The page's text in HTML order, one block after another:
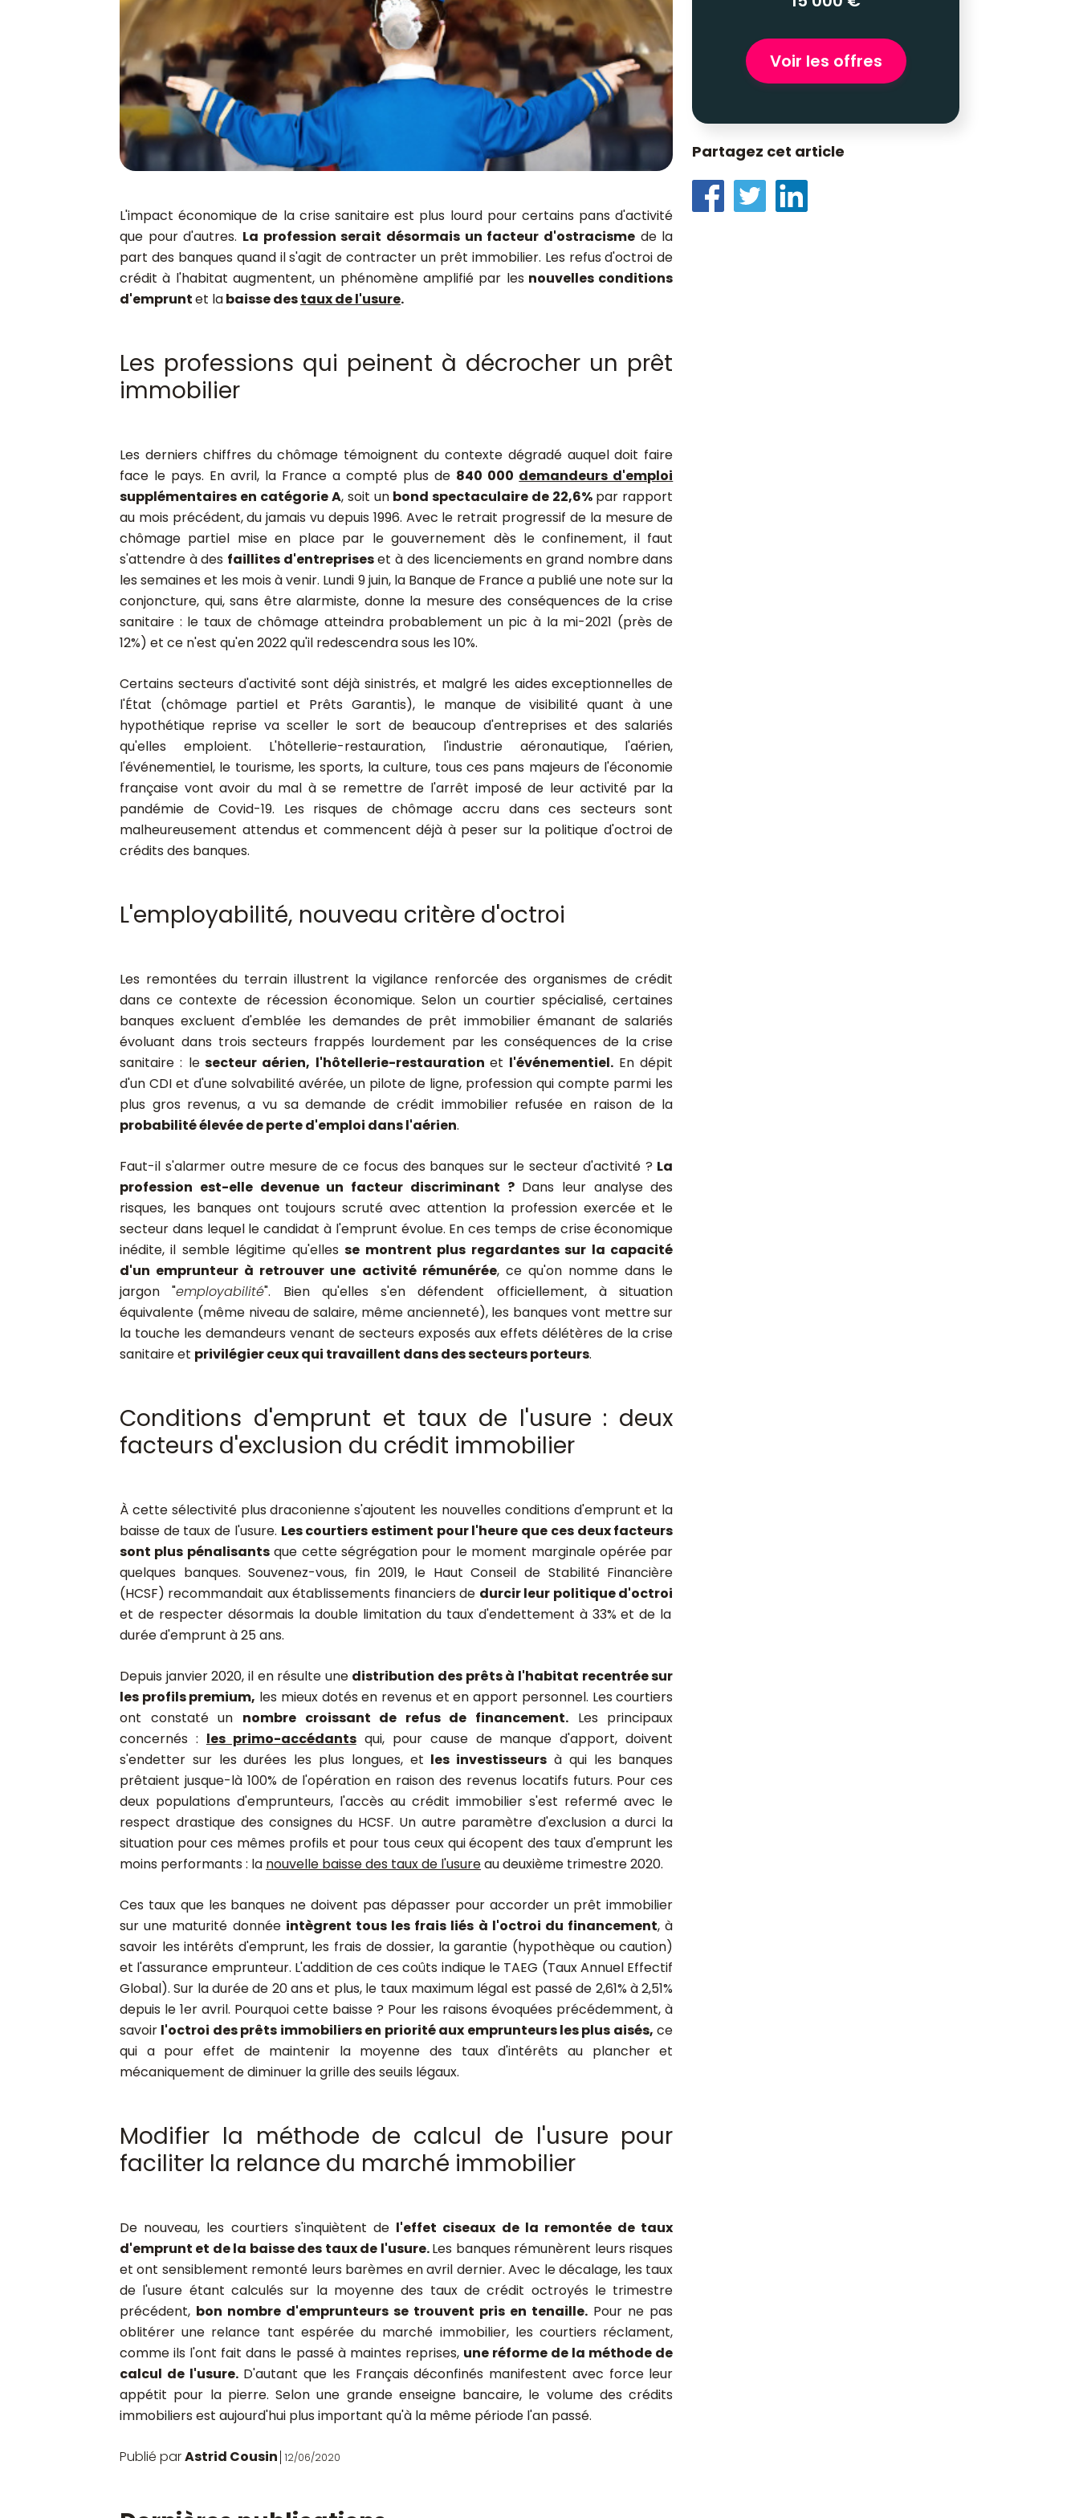
L'impact économique de la crise sanitaire est plus lourd pour certains pans d'activité
que pour d'autres. La profession serait désormais un facteur d'ostracisme de la
part des banques quand il s'agit de contracter un prêt immobilier. Les refus d'octroi de
crédit à l'habitat augmentent, un phénomène amplifié par lesnouvelles conditions
d'empruntet labaisse destaux de l'usure.
Les professions qui peinent à décrocher un prêt
immobilier
Les derniers chiffres du chômage témoignent du contexte dégradé auquel doit faire
face le pays. En avril, la France a compté plus de 840 000 demandeurs d'emploi
supplémentaires en catégorie A, soit un bond spectaculaire de 22,6% par rapport
au mois précédent, du jamais vu depuis 1996. Avec le retrait progressif de la mesure de
chômage partiel mise en place par le gouvernement dès le confinement, il faut
s'attendre à des faillites d'entrepriseset à des licenciements en grand nombre dans
les semaines et les mois à venir. Lundi 9 juin, la Banque de France a publié une note sur la
conjoncture, qui, sans être alarmiste, donne la mesure des conséquences de la crise
sanitaire : le taux de chômage atteindra probablement un pic à la mi-2021 (près de
12%) et ce n'est qu'en 2022 qu'il redescendra sous les 10%.
Certains secteurs d'activité sont déjà sinistrés, et malgré les aides exceptionnelles de
l'État (chômage partiel et Prêts Garantis), le manque de visibilité quant à une
hypothétique reprise va sceller le sort de beaucoup d'entreprises et des salariés
qu'elles emploient. L'hôtellerie-restauration, l'industrie aéronautique, l'aérien,
l'événementiel, le tourisme, les sports, la culture, tous ces pans majeurs de l'économie
française vont avoir du mal à se remettre de l'arrêt imposé de leur activité par la
pandémie de Covid-19. Les risques de chômage accru dans ces secteurssont
malheureusement attendus et commencent déjà à peser sur la politique d'octroi de
crédits des banques.
L'employabilité, nouveau critère d'octroi
Les remontées du terrain illustrent la vigilance renforcée des organismes de crédit
dans ce contexte de récession économique. Selon un courtier spécialisé, certaines
banques excluent d'emblée les demandes de prêt immobilier émanant de salariés
évoluant dans trois secteurs frappés lourdement par les conséquences de la crise
sanitaire : lesecteur aérien, l'hôtellerie-restaurationet l'événementiel.En dépit
d'un CDI et d'une solvabilité avérée, un pilote de ligne, profession qui compte parmi les
plus gros revenus, a vu sa demande de crédit immobilier refusée en raison de la
probabilité élevée de perte d'emploi dans l'aérien.
Faut-il s'alarmer outre mesure de ce focus des banques sur le secteur d'activité ? La
profession est-elle devenue un facteur discriminant ? Dans leur analyse des
risques, les banques ont toujours scruté avec attention la profession exercée et le
secteur dans lequel le candidat à l'emprunt évolue. En ces temps de crise économique
inédite, il semble légitime qu'ellesse montrent plus regardantes sur la capacité
d'un emprunteur à retrouver une activité rémunérée, ce qu'on nomme dans le
jargon "employabilité". Bien qu'elles s'en défendent officiellement, à situation
équivalente (même niveau de salaire, même ancienneté), les banques vont mettre sur
la touche les demandeurs venant de secteurs exposés aux effets délétères de la crise
sanitaire et privilégier ceux qui travaillent dans des secteurs porteurs.
Conditions d'emprunt et taux de l'usure : deux
facteurs d'exclusion du crédit immobilier
À cette sélectivité plus draconienne s'ajoutent les nouvelles conditions d'emprunt et la
baisse de taux de l'usure. Les courtiers estiment pour l'heure que ces deux facteurs
sont plus pénalisantsque cette ségrégation pour le moment marginale opérée par
quelques banques. Souvenez-vous, fin 2019, le Haut Conseil de Stabilité Financière
(HCSF) recommandait aux établissements financiers de durcir leur politique d'octroi
et de respecter désormais la double limitation du taux d'endettement à 33% et de la
durée d'emprunt à 25 ans.
Depuis janvier 2020, il en résulte une distribution des prêts à l'habitat recentrée sur
les profils premium, les mieux dotés en revenus et en apport personnel. Les courtiers
ont constaté un nombre croissant de refus de financement. Les principaux
concernés : les primo-accédantsqui, pour cause de manque d'apport, doivent
s'endetter sur les durées les plus longues, et les investisseurs à qui les banques
prêtaient jusque-là 100% de l'opération en raison des revenus locatifs futurs. Pour ces
deux populations d'emprunteurs, l'accès au crédit immobilier s'est refermé avec le
respect drastique des consignes du HCSF. Un autre paramètre d'exclusion a durci la
situation pour ces mêmes profils et pour tous ceux qui écopent des taux d'emprunt les
moins performants : la nouvelle baisse des taux de l'usureau deuxième trimestre 2020.
Ces taux que les banques ne doivent pas dépasser pour accorder un prêt immobilier
sur une maturité donnée intègrent tous les frais liés à l'octroi du financement, à
savoir les intérêts d'emprunt, les frais de dossier, la garantie (hypothèque ou caution)
et l'assurance emprunteur. L'addition de ces coûts indique le TAEG (Taux Annuel Effectif
Global). Sur la durée de 20 ans et plus, le taux maximum légal est passé de 2,61% à 2,51%
depuis le 1er avril. Pourquoi cette baisse ? Pour les raisons évoquées précédemment, à
savoir l'octroi des prêts immobiliers en priorité aux emprunteurs les plus aisés, ce
qui a pour effet de maintenir la moyenne des taux d'intérêts au plancher et
mécaniquement de diminuer la grille des seuils légaux.
Modifier la méthode de calcul de l'usure pour
faciliter la relance du marché immobilier
De nouveau, les courtiers s'inquiètent de l'effet ciseaux de la remontée de taux
d'emprunt et de la baisse des taux de l'usure.Les banques rémunèrent leurs risques
et ont sensiblement remonté leurs barèmes en avril dernier. Avec le décalage, les taux
de l'usure étant calculés sur la moyenne des taux de crédit octroyés le trimestre
précédent, bon nombre d'emprunteurs se trouvent pris en tenaille. Pour ne pas
oblitérer une relance tant espérée du marché immobilier, les courtiers réclament,
comme ils l'ont fait dans le passé à maintes reprises, une réforme de la méthode de
calcul de l'usure.D'autant que les Français déconfinés manifestent avec force leur
appétit pour la pierre. Selon une grande enseigne bancaire, le volume des crédits
immobiliers est aujourd'hui plus important qu'à la même période l'an passé.
Publié parAstrid Cousin 12/06/2020
Voir les offres
Partagez cet article